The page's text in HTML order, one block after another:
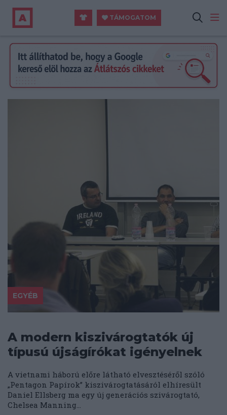
TÁMOGATOM
EGYÉB
A modern kiszivárogtatók új
típusú újságírókat igényelnek
A vietnami háború előre látható elvesztéséről szóló
„Pentagon Papírok” kiszivárogtatásáról elhíresült
Daniel Ellsberg ma egy új generációs szivárogtató,
Chelsea Manning...